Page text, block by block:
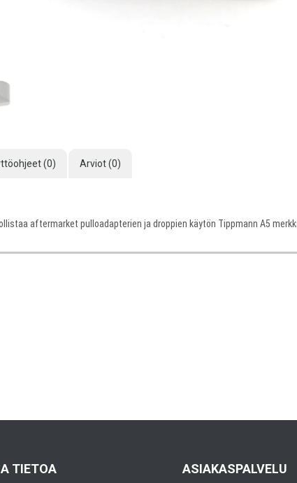
(0) Arviot (0)
aftermarket pulloadapterien ja droppien käytön Tippmann A5
TIETOA ASIAKASPALVELU